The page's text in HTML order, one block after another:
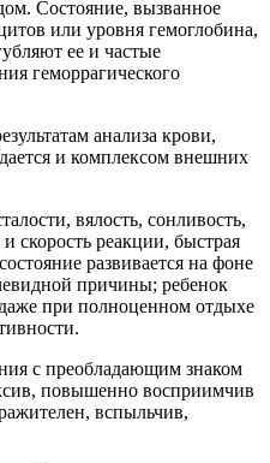
Состояние, вызванное
или уровня гемоглобина,
ее и частые
геморрагического
анализа крови,
и комплексом внешних
вялость, сонливость,
скорость реакции, быстрая
развивается на фоне
причины; ребенок
при полноценном отдыхе
с преобладающим знаком
повышенно восприимчив
вспыльчив,